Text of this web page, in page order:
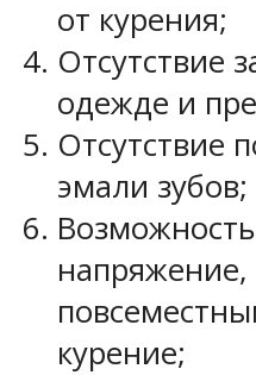
от курения;
Отсутствие
одежде и
Отсутствие
эмали зубов;
курение;